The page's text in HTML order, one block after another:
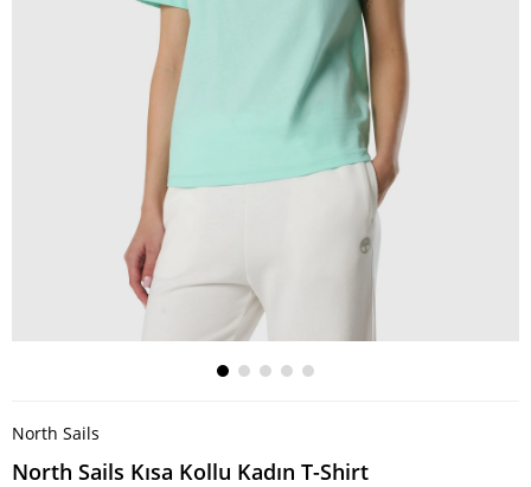
North Sails
North Sails Kısa Kollu Kadın T-Shirt